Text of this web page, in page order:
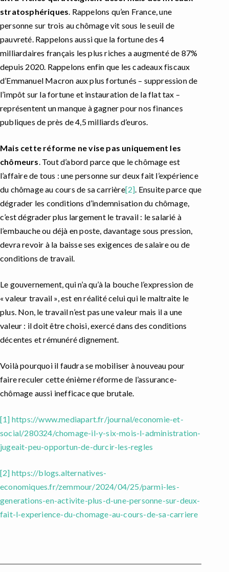
stratosphériques . Rappelons qu’en France, une
personne sur trois au chômage vit sous le seuil de
pauvreté. Rappelons aussi que la fortune des 4
milliardaires français les plus riches a augmenté de 87%
depuis 2020. Rappelons enfin que les cadeaux fiscaux
d’Emmanuel Macron aux plus fortunés – suppression de
l’impôt sur la fortune et instauration de la flat tax –
représentent un manque à gagner pour nos finances
publiques de près de 4,5 milliards d’euros.
Mais cette réforme ne vise pas uniquement les
chômeurs . Tout d’abord parce que le chômage est
l’affaire de tous : une personne sur deux fait l’expérience
du chômage au cours de sa carrière[2] . Ensuite parce que
dégrader les conditions d’indemnisation du chômage,
c’est dégrader plus largement le travail : le salarié à
l’embauche ou déjà en poste, davantage sous pression,
devra revoir à la baisse ses exigences de salaire ou de
conditions de travail.
Le gouvernement, qui n’a qu’à la bouche l’expression de
« valeur travail », est en réalité celui qui le maltraite le
plus. Non, le travail n’est pas une valeur mais il a une
valeur : il doit être choisi, exercé dans des conditions
décentes et rémunéré dignement.
Voilà pourquoi il faudra se mobiliser à nouveau pour
faire reculer cette énième réforme de l’assurance-
chômage aussi inefficace que brutale.
[1] https://www.mediapart.fr/journal/economie-et-
social/280324/chomage-il-y-six-mois-l-administration-
jugeait-peu-opportun-de-durcir-les-regles
[2] https://blogs.alternatives-
economiques.fr/zemmour/2024/04/25/parmi-les-
generations-en-activite-plus-d-une-personne-sur-deux-
fait-l-experience-du-chomage-au-cours-de-sa-carriere